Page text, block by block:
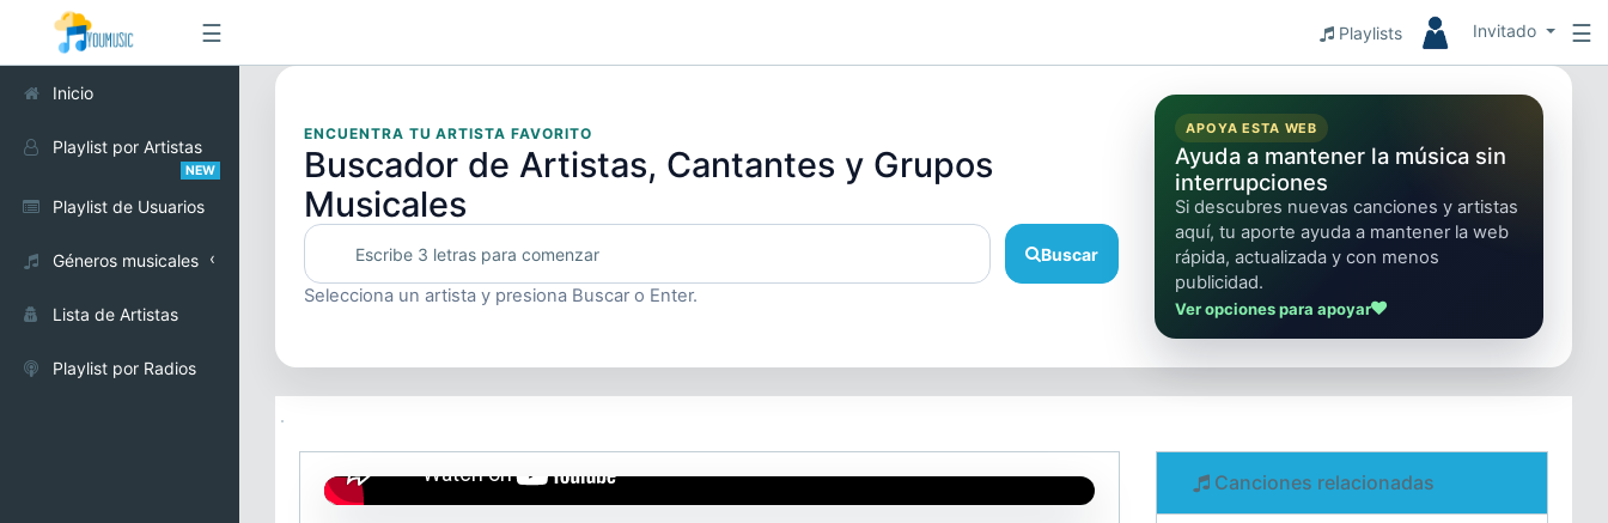
☰ Playlists Invitado ☰
Inicio
Playlist por Artistas
NEW
Playlist de Usuarios
Géneros musicales
Alternativo
Cumbia
Lista de Artistas
Playlist por Radios
ENCUENTRA TU ARTISTA FAVORITO
Buscador de Artistas, Cantantes y Grupos
Musicales
Buscar
Selecciona un artista y presiona Buscar o Enter.
APOYA ESTA WEB
Ayuda a mantener la música sin
interrupciones
Si descubres nuevas canciones y artistas
aquí, tu aporte ayuda a mantener la web
rápida, actualizada y con menos
publicidad.
Ver opciones para apoyar
Canciones relacionadas